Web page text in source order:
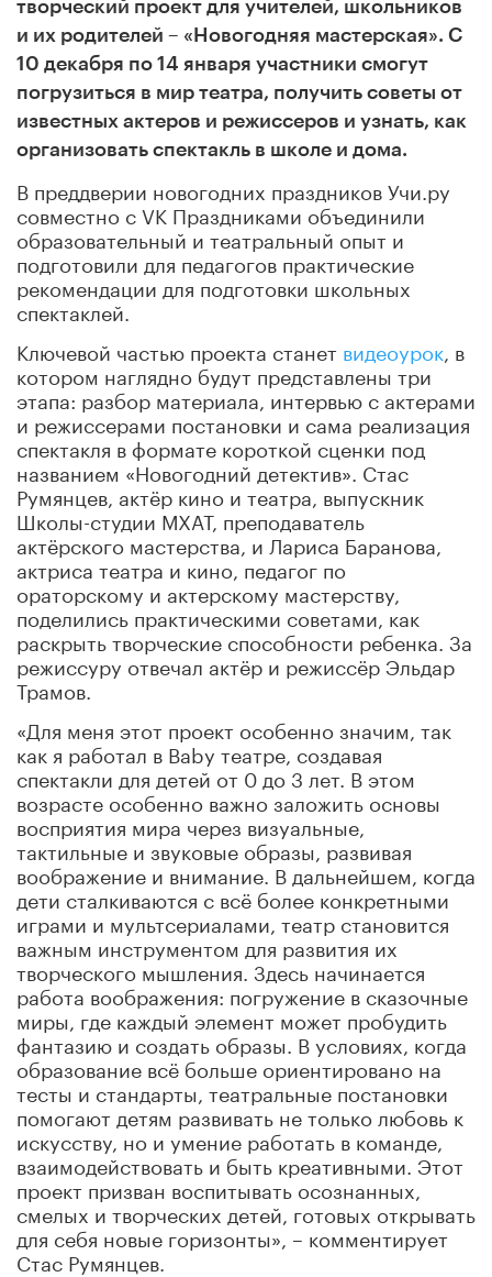
творческий проект для учителей, школьников
и их родителей – «Новогодняя мастерская». С
10 декабря по 14 января участники смогут
погрузиться в мир театра, получить советы от
известных актеров и режиссеров и узнать, как
организовать спектакль в школе и дома.
В преддверии новогодних праздников Учи.ру
совместно с VK Праздниками объединили
образовательный и театральный опыт и
подготовили для педагогов практические
рекомендации для подготовки школьных
спектаклей.
Ключевой частью проекта станет видеоурок , в
котором наглядно будут представлены три
этапа: разбор материала, интервью с актерами
и режиссерами постановки и сама реализация
спектакля в формате короткой сценки под
названием «Новогодний детектив». Стас
Румянцев, актёр кино и театра, выпускник
Школы-студии МХАТ, преподаватель
актёрского мастерства, и Лариса Баранова,
актриса театра и кино, педагог по
ораторскому и актерскому мастерству,
поделились практическими советами, как
раскрыть творческие способности ребенка. За
режиссуру отвечал актёр и режиссёр Эльдар
Трамов.
«Для меня этот проект особенно значим, так
как я работал в Baby театре, создавая
спектакли для детей от 0 до 3 лет. В этом
возрасте особенно важно заложить основы
восприятия мира через визуальные,
тактильные и звуковые образы, развивая
воображение и внимание. В дальнейшем, когда
дети сталкиваются с всё более конкретными
играми и мультсериалами, театр становится
важным инструментом для развития их
творческого мышления. Здесь начинается
работа воображения: погружение в сказочные
миры, где каждый элемент может пробудить
фантазию и создать образы. В условиях, когда
образование всё больше ориентировано на
тесты и стандарты, театральные постановки
помогают детям развивать не только любовь к
искусству, но и умение работать в команде,
взаимодействовать и быть креативными. Этот
проект призван воспитывать осознанных,
смелых и творческих детей, готовых открывать
для себя новые горизонты», – комментирует
Стас Румянцев.